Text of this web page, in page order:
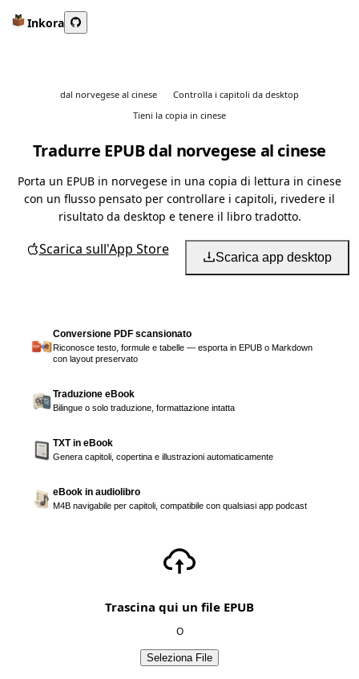
Inkora
dal norvegese al cinese
Controlla i capitoli da desktop
Tieni la copia in cinese
Tradurre EPUB dal norvegese al cinese
Porta un EPUB in norvegese in una copia di lettura in cinese
con un flusso pensato per controllare i capitoli, rivedere il
risultato da desktop e tenere il libro tradotto.
Scarica sull'App Store Scarica app desktop
Conversione PDF scansionato
Riconosce testo, formule e tabelle — esporta in EPUB o Markdown
con layout preservato
Traduzione eBook
Bilingue o solo traduzione, formattazione intatta
TXT in eBook
Genera capitoli, copertina e illustrazioni automaticamente
eBook in audiolibro
M4B navigabile per capitoli, compatibile con qualsiasi app podcast
Trascina qui un file EPUB
O
Seleziona File